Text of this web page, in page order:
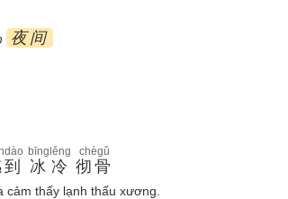
夜间
冰冷
bīnglěng
彻骨
chègǔ
thấy lạnh thấu xương.